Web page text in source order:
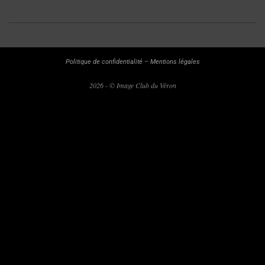
02-
Politique de confidentialité– Mentions légales
2026 - © Image Club du Véron